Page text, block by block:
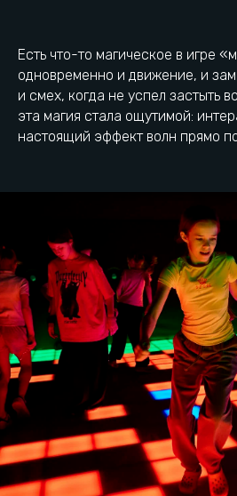
Есть что-то магическое в игре
одновременно и движение, и
и смех, когда не успел застыть
эта магия стала ощутимой:
настоящий эффект волн прямо
Что изменилось